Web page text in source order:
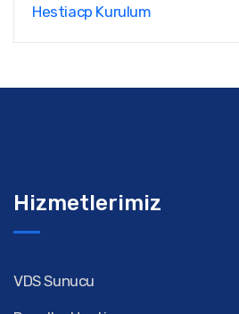
Hestiacp Kurulum
Hizmetlerimiz
VDS Sunucu